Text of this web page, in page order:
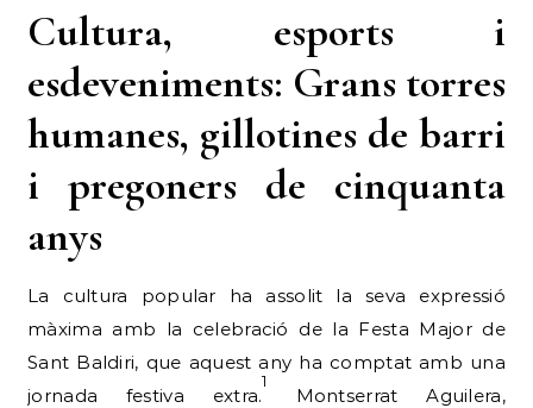
Cultura, esports i
esdeveniments: Grans torres
humanes, gillotines de barri
i pregoners de cinquanta
anys
La cultura popular ha assolit la seva expressió
màxima amb la celebració de la Festa Major de
Sant Baldiri, que aquest any ha comptat amb una
jornada festiva extra.
1
Montserrat Aguilera,